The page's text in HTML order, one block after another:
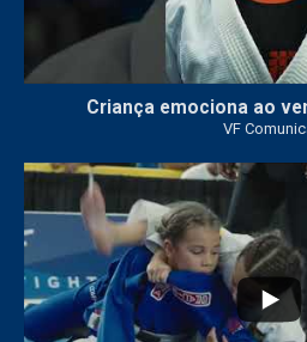
Criança emociona ao
VF